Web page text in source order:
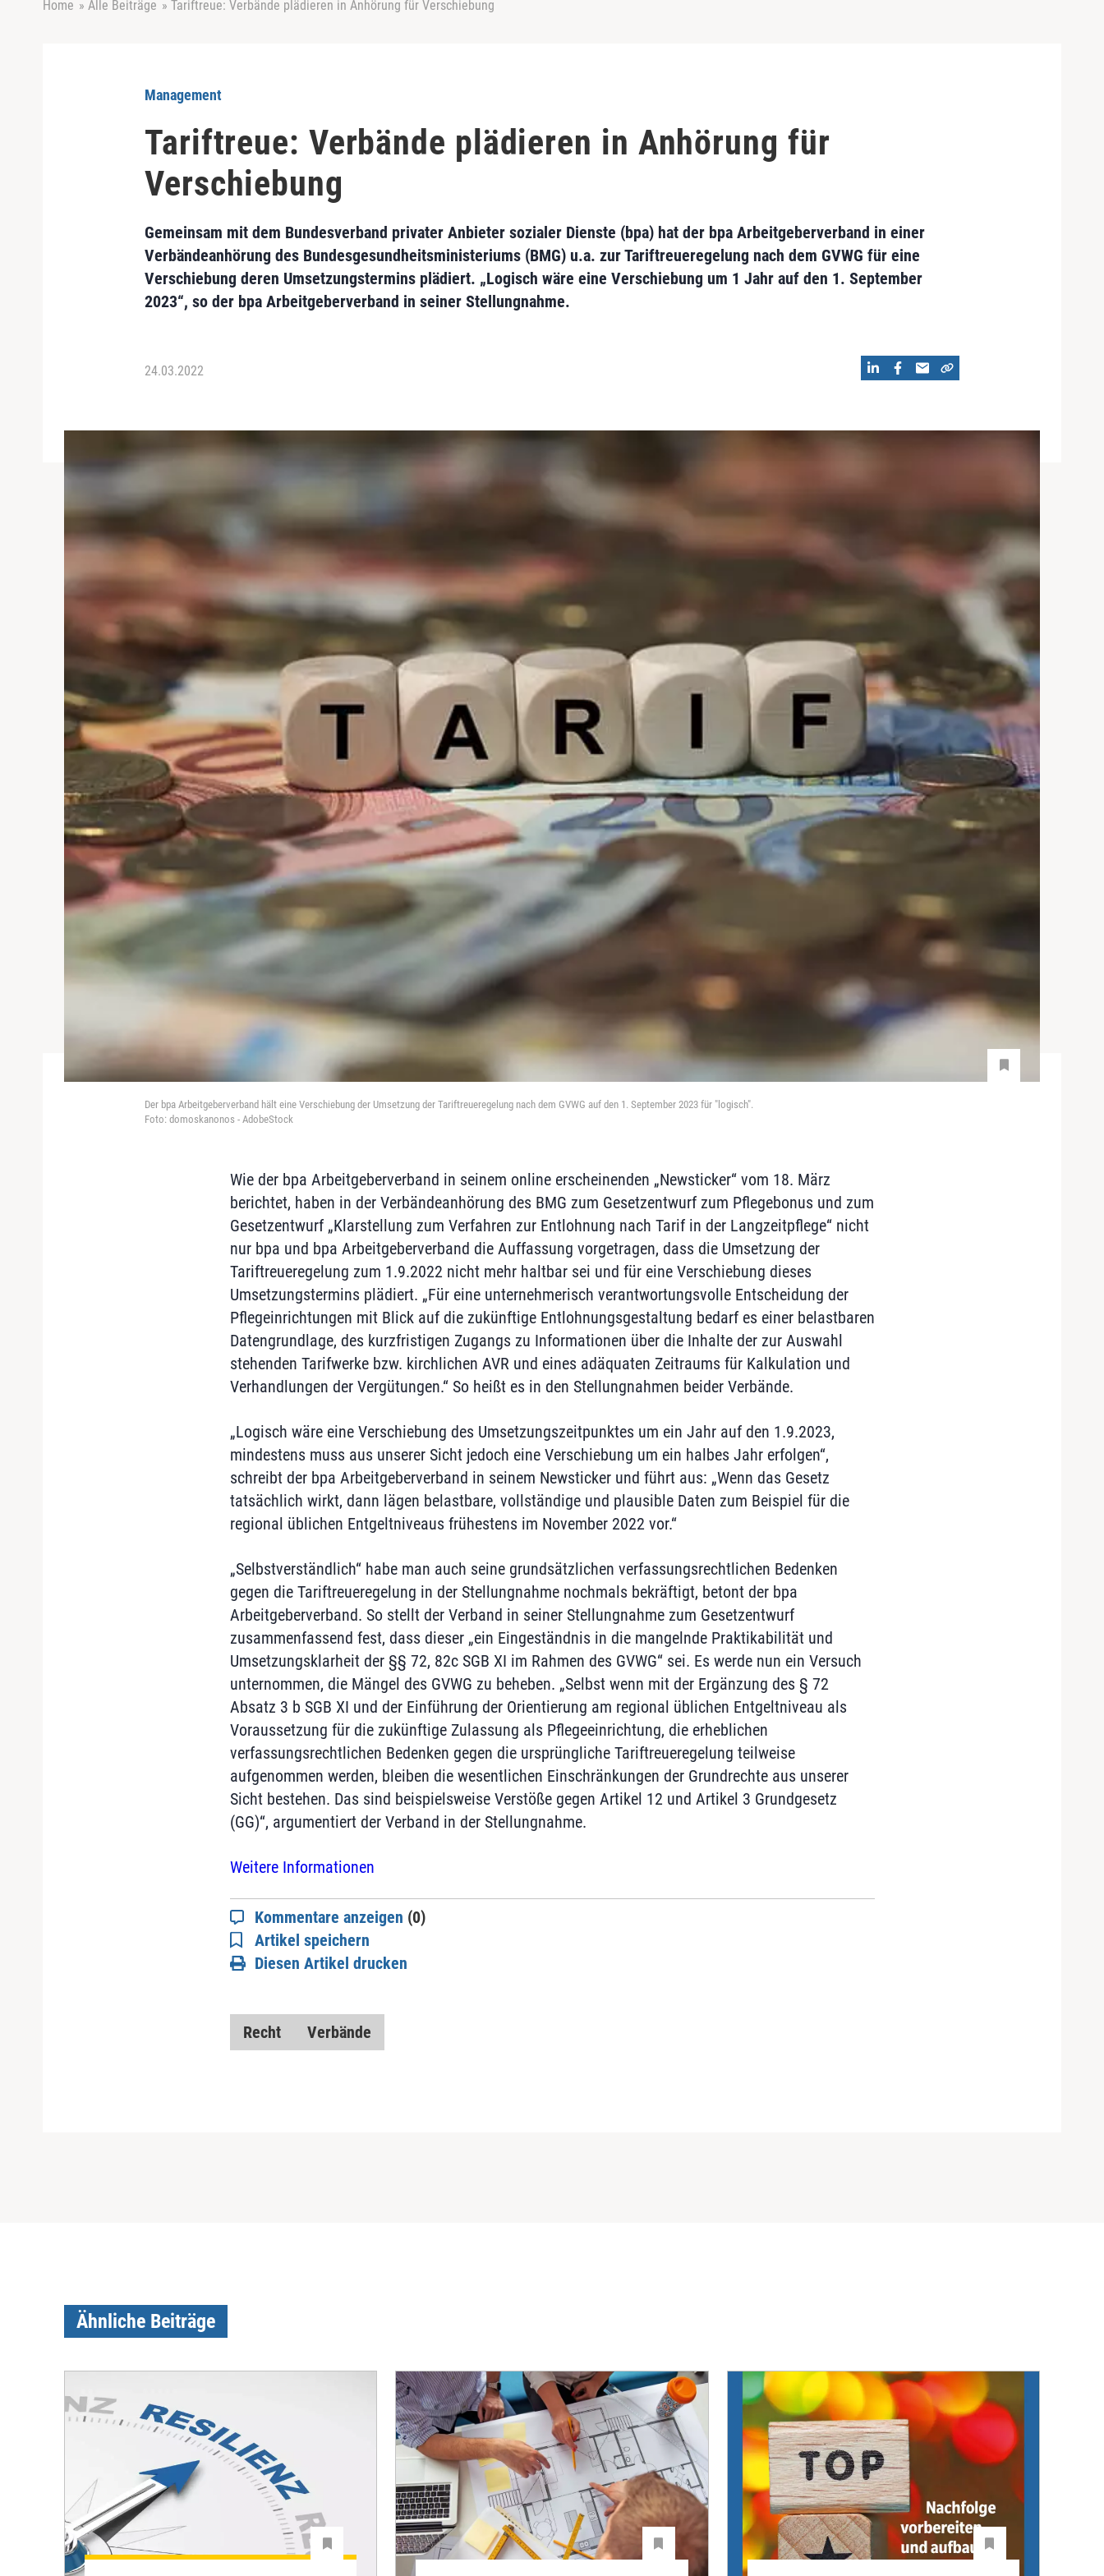
Home » Alle Beiträge » Tariftreue: Verbände plädieren in Anhörung für Verschiebung
Management
Tariftreue: Verbände plädieren in Anhörung für
Verschiebung
Gemeinsam mit dem Bundesverband privater Anbieter sozialer Dienste (bpa) hat der bpa Arbeitgeberverband in einer
Verbändeanhörung des Bundesgesundheitsministeriums (BMG) u.a. zur Tariftreueregelung nach dem GVWG für eine
Verschiebung deren Umsetzungstermins plädiert. „Logisch wäre eine Verschiebung um 1 Jahr auf den 1. September
2023“, so der bpa Arbeitgeberverband in seiner Stellungnahme.
24.03.2022
Der bpa Arbeitgeberverband hält eine Verschiebung der Umsetzung der Tariftreueregelung nach dem GVWG auf den 1. September 2023 für "logisch".
Foto: domoskanonos - AdobeStock
Wie der bpa Arbeitgeberverband in seinem online erscheinenden „Newsticker“ vom 18. März
berichtet, haben in der Verbändeanhörung des BMG zum Gesetzentwurf zum Pflegebonus und zum
Gesetzentwurf „Klarstellung zum Verfahren zur Entlohnung nach Tarif in der Langzeitpflege“ nicht
nur bpa und bpa Arbeitgeberverband die Auffassung vorgetragen, dass die Umsetzung der
Tariftreueregelung zum 1.9.2022 nicht mehr haltbar sei und für eine Verschiebung dieses
Umsetzungstermins plädiert. „Für eine unternehmerisch verantwortungsvolle Entscheidung der
Pflegeinrichtungen mit Blick auf die zukünftige Entlohnungsgestaltung bedarf es einer belastbaren
Datengrundlage, des kurzfristigen Zugangs zu Informationen über die Inhalte der zur Auswahl
stehenden Tarifwerke bzw. kirchlichen AVR und eines adäquaten Zeitraums für Kalkulation und
Verhandlungen der Vergütungen.“ So heißt es in den Stellungnahmen beider Verbände.
„Logisch wäre eine Verschiebung des Umsetzungszeitpunktes um ein Jahr auf den 1.9.2023,
mindestens muss aus unserer Sicht jedoch eine Verschiebung um ein halbes Jahr erfolgen“,
schreibt der bpa Arbeitgeberverband in seinem Newsticker und führt aus: „Wenn das Gesetz
tatsächlich wirkt, dann lägen belastbare, vollständige und plausible Daten zum Beispiel für die
regional üblichen Entgeltniveaus frühestens im November 2022 vor.“
„Selbstverständlich“ habe man auch seine grundsätzlichen verfassungsrechtlichen Bedenken
gegen die Tariftreueregelung in der Stellungnahme nochmals bekräftigt, betont der bpa
Arbeitgeberverband. So stellt der Verband in seiner Stellungnahme zum Gesetzentwurf
zusammenfassend fest, dass dieser „ein Eingeständnis in die mangelnde Praktikabilität und
Umsetzungsklarheit der §§ 72, 82c SGB XI im Rahmen des GVWG“ sei. Es werde nun ein Versuch
unternommen, die Mängel des GVWG zu beheben. „Selbst wenn mit der Ergänzung des § 72
Absatz 3 b SGB XI und der Einführung der Orientierung am regional üblichen Entgeltniveau als
Voraussetzung für die zukünftige Zulassung als Pflegeeinrichtung, die erheblichen
verfassungsrechtlichen Bedenken gegen die ursprüngliche Tariftreueregelung teilweise
aufgenommen werden, bleiben die wesentlichen Einschränkungen der Grundrechte aus unserer
Sicht bestehen. Das sind beispielsweise Verstöße gegen Artikel 12 und Artikel 3 Grundgesetz
(GG)“, argumentiert der Verband in der Stellungnahme.
Weitere Informationen
Kommentare anzeigen (0)
Artikel speichern
Diesen Artikel drucken
Recht Verbände
Ähnliche Beiträge